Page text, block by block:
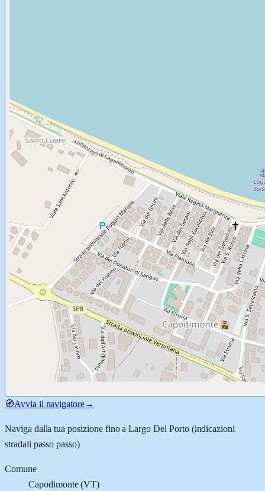
🧭Avvia il navigatore→
Naviga dalla tua posizione fino aLargo Del Porto(indicazioni
stradali passo passo)
Comune
Capodimonte(VT)